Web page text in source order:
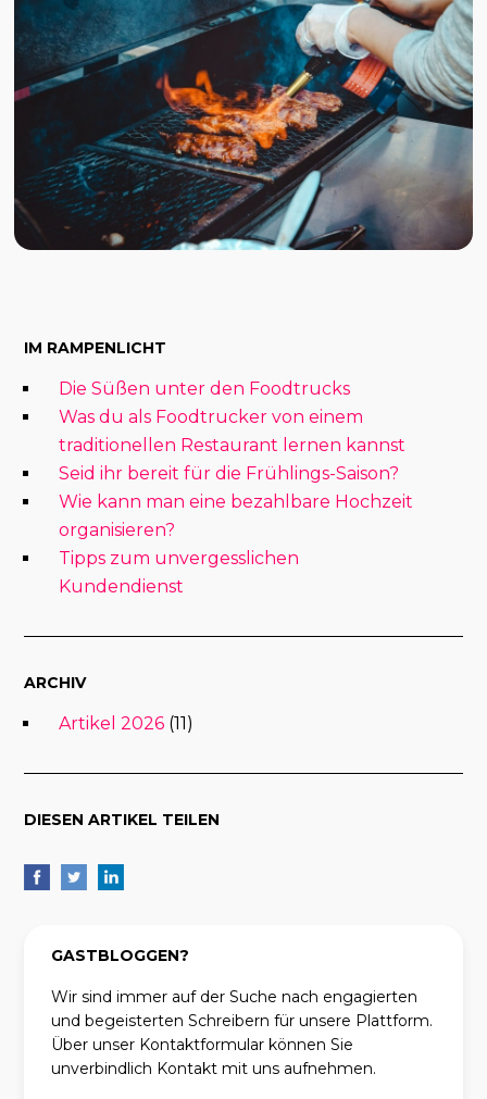
IM RAMPENLICHT
Die Süßen unter den Foodtrucks
Was du als Foodtrucker von einem
traditionellen Restaurant lernen kannst
Seid ihr bereit für die Frühlings-Saison?
Wie kann man eine bezahlbare Hochzeit
organisieren?
Tipps zum unvergesslichen
Kundendienst
ARCHIV
Artikel 2026 (11)
DIESEN ARTIKEL TEILEN
GASTBLOGGEN?
Wir sind immer auf der Suche nach engagierten
und begeisterten Schreibern für unsere Plattform.
Über unser Kontaktformular können Sie
unverbindlich Kontakt mit uns aufnehmen.